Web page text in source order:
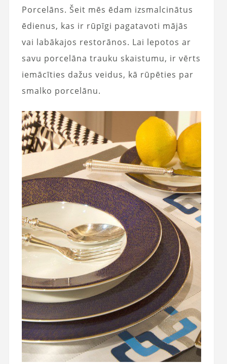
Porcelāns. Šeit mēs ēdam izsmalcinātus
ēdienus, kas ir rūpīgi pagatavoti mājās
vai labākajos restorānos. Lai lepotos ar
savu porcelāna trauku skaistumu, ir vērts
iemācīties dažus veidus, kā rūpēties par
smalko porcelānu.